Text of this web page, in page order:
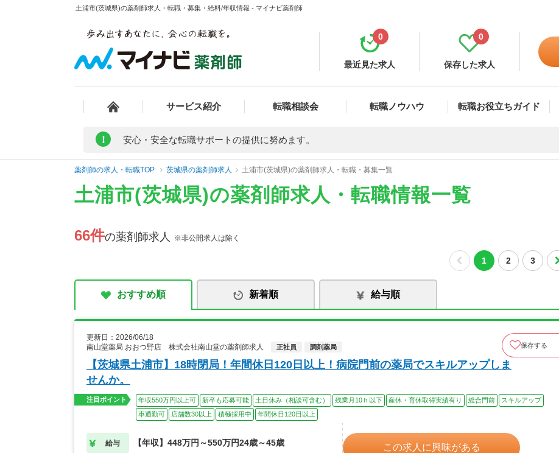
土浦市(茨城県)の薬剤師求人・転職・募集・給料/年収情報 - マイナビ薬剤師
最近見た求人
0
保存した求人
0
サービス紹介 転職相談会 転職ノウハウ 転職お役立ちガイド
! 安心・安全な転職サポートの提供に努めます。
薬剤師の求人・転職TOP 茨城県の薬剤師求人 土浦市(茨城県)の薬剤師求人・転職・募集一覧
土浦市(茨城県)の薬剤師求人・転職情報一覧
66件の薬剤師求人 ※非公開求人は除く
1 2 3
おすすめ順 新着順 給与順
更新日：2026/06/18
南山堂薬局 おおつ野店 株式会社南山堂の薬剤師求人
正社員 調剤薬局 保存する
【茨城県土浦市】18時閉局！年間休日120日以上！病院門前の薬局でスキルアップしま
せんか。
注目ポイント 年収550万円以上可 新卒も応募可能 土日休み（相談可含む） 残業月10ｈ以下 産休・育休取得実績有り 総合門前
スキルアップ
車通勤可
店舗数30以上 積極採用中 年間休日120日以上
給与 【年収】448万円～550万円24歳～45歳 この求人に興味がある